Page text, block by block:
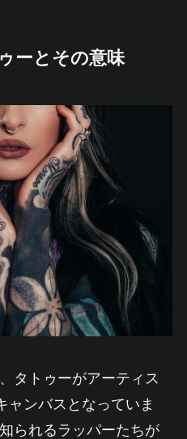
ーとその意味
タトゥーがアーティス
ャンバスとなっていま
られるラッパーたちが